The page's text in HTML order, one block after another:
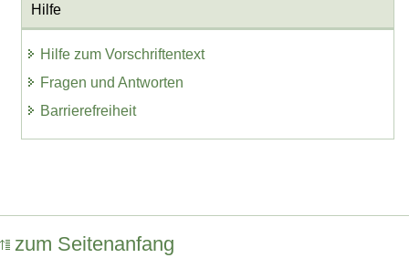
Hilfe
Hilfe zum Vorschriftentext
Fragen und Antworten
Barrierefreiheit
zum Seitenanfang